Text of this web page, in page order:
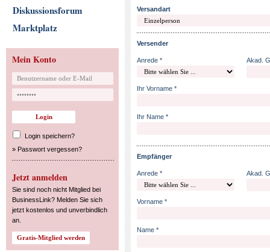
Diskussionsforum
Marktplatz
Mein Konto
Login speichern?
» Passwort vergessen?
Jetzt anmelden
Sie sind noch nicht Mitglied bei
BusinessLink? Melden Sie sich
jetzt kostenlos und unverbindlich
an.
Versandart
Versender
Anrede * Akad.
Ihr Vorname *
Ihr Name *
Empfänger
Anrede * Akad.
Vorname *
Name *